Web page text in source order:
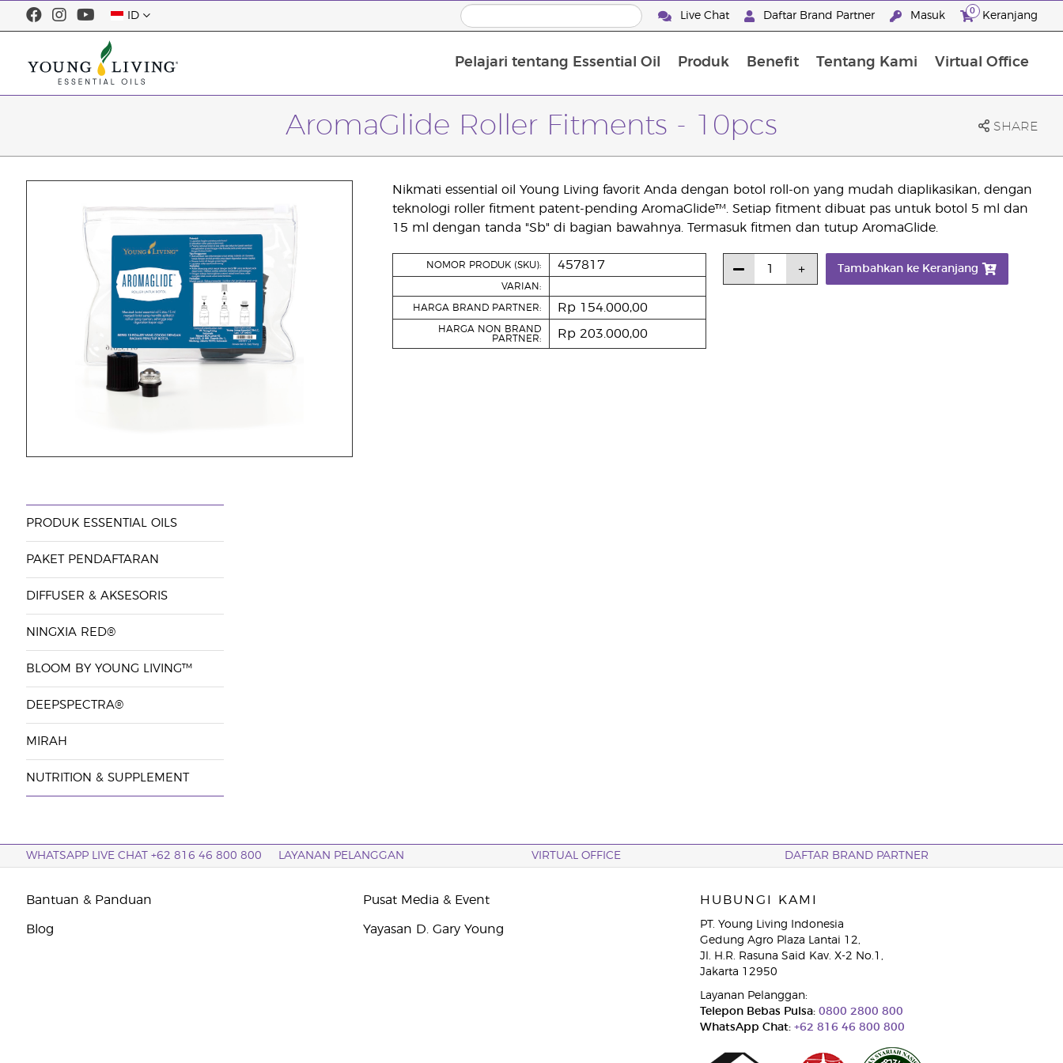
ID Live Chat Daftar Brand Partner Masuk 0 Keranjang
Pelajari tentang Essential Oil Produk Benefit Tentang Kami Virtual Office
AromaGlide Roller Fitments - 10pcs SHARE
Nikmati essential oil Young Living favorit Anda dengan botol roll-on yang mudah diaplikasikan, dengan
teknologi roller fitment patent-pending AromaGlide™. Setiap fitment dibuat pas untuk botol 5 ml dan
15 ml dengan tanda "Sb" di bagian bawahnya. Termasuk fitmen dan tutup AromaGlide.
NOMOR PRODUK (SKU): 457817
VARIAN:
HARGA BRAND PARTNER: Rp 154.000,00
HARGA NON BRAND
PARTNER:
Rp 203.000,00
Tambahkan ke Keranjang
PRODUK ESSENTIAL OILS
PAKET PENDAFTARAN
DIFFUSER & AKSESORIS
NINGXIA RED®
BLOOM BY YOUNG LIVING™
DEEPSPECTRA®
MIRAH
NUTRITION & SUPPLEMENT
WHATSAPP LIVE CHAT +62 816 46 800 800 LAYANAN PELANGGAN VIRTUAL OFFICE DAFTAR BRAND PARTNER
Bantuan & Panduan
Blog
Pusat Media & Event
Yayasan D. Gary Young
HUBUNGI KAMI
PT. Young Living Indonesia
Gedung Agro Plaza Lantai 12,
Jl. H.R. Rasuna Said Kav. X-2 No.1,
Jakarta 12950
Layanan Pelanggan:
Telepon Bebas Pulsa: 0800 2800 800
WhatsApp Chat: +62 816 46 800 800